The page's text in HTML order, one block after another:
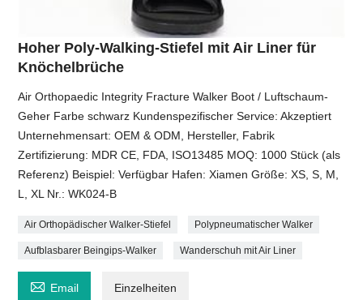
Hoher Poly-Walking-Stiefel mit Air Liner für
Knöchelbrüche
Air Orthopaedic Integrity Fracture Walker Boot / Luftschaum-
Geher Farbe schwarz Kundenspezifischer Service: Akzeptiert
Unternehmensart: OEM & ODM, Hersteller, Fabrik
Zertifizierung: MDR CE, FDA, ISO13485 MOQ: 1000 Stück (als
Referenz) Beispiel: Verfügbar Hafen: Xiamen Größe: XS, S, M,
L, XL Nr.: WK024-B
Air Orthopädischer Walker-Stiefel Polypneumatischer Walker
Aufblasbarer Beingips-Walker Wanderschuh mit Air Liner
 Email Einzelheiten